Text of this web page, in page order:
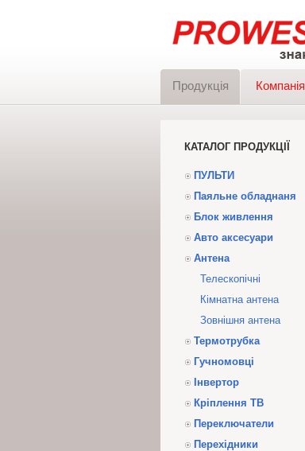
Продукція Компанія
КАТАЛОГ ПРОДУКЦІЇ
ПУЛЬТИ
Паяльне обладнаня
Блок живлення
Авто аксесуари
Антена
Телескопічні
Кімнатна антена
Зовнішня антена
Термотрубка
Гучномовці
Інвертор
Кріплення ТВ
Переключатели
Перехідники